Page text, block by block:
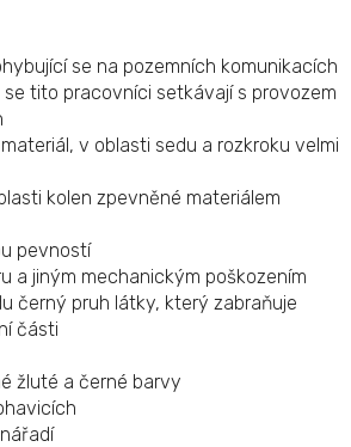
se na pozemních komunikacích
tito pracovníci setkávají s provozem
v oblasti sedu a rozkroku velmi
kolen zpevněné materiálem
pevností
a jiným mechanickým poškozením
černý pruh látky, který zabraňuje
části
žluté a černé barvy